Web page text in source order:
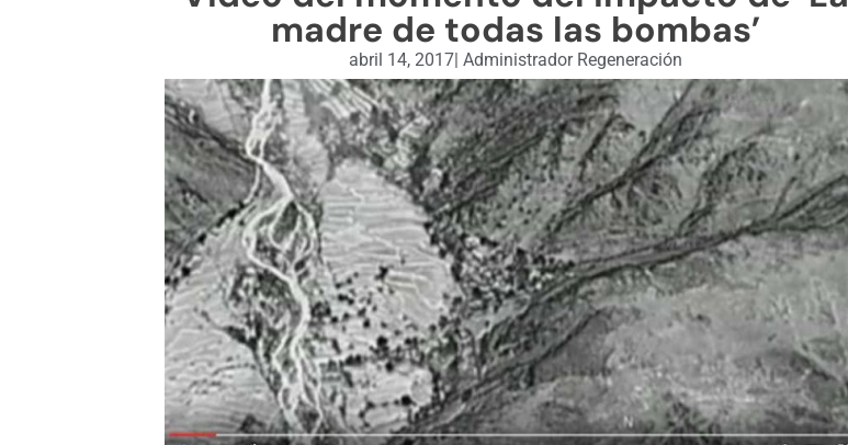
madre de todas las bombas’
abril 14, 2017 Administrador Regeneración